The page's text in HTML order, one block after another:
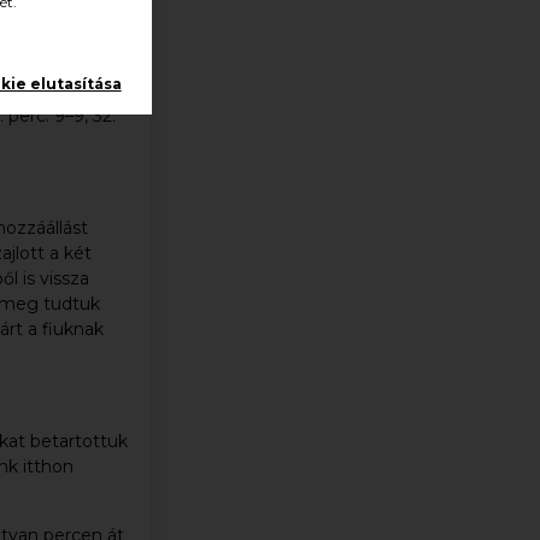
perc: 9–9, 32.
a két
is vissza
tudtuk
a fiuknak
betartottuk
itthon
percen át
elutasítása